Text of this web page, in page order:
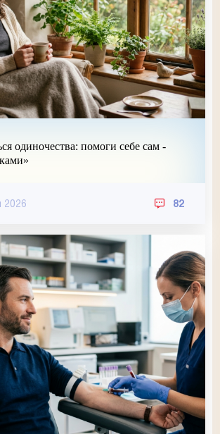
одиночества: помоги себе сам -
2026 82